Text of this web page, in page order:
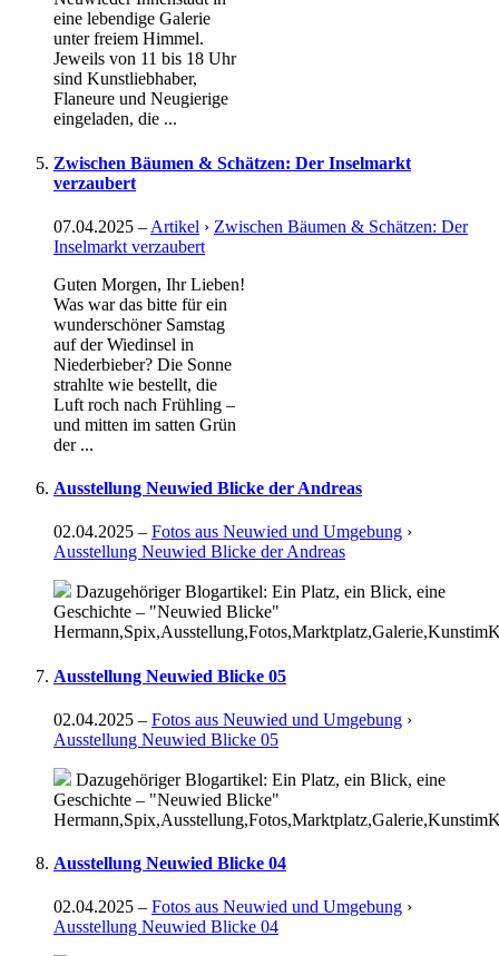
eine lebendige Galerie
unter freiem Himmel.
Jeweils von 11 bis 18 Uhr
sind Kunstliebhaber,
Flaneure und Neugierige
eingeladen, die ...
Zwischen Bäumen & Schätzen: Der Inselmarkt
verzaubert
07.04.2025 – Artikel › Zwischen Bäumen & Schätzen: Der
Inselmarkt verzaubert
Guten Morgen, Ihr Lieben!
Was war das bitte für ein
wunderschöner Samstag
auf der Wiedinsel in
Niederbieber? Die Sonne
strahlte wie bestellt, die
Luft roch nach Frühling –
und mitten im satten Grün
der ...
Ausstellung Neuwied Blicke der Andreas
02.04.2025 – Fotos aus Neuwied und Umgebung ›
Ausstellung Neuwied Blicke der Andreas
Dazugehöriger Blogartikel: Ein Platz, ein Blick, eine
Geschichte – "Neuwied Blicke"
Ausstellung Neuwied Blicke 05
02.04.2025 – Fotos aus Neuwied und Umgebung ›
Ausstellung Neuwied Blicke 05
Dazugehöriger Blogartikel: Ein Platz, ein Blick, eine
Geschichte – "Neuwied Blicke"
Ausstellung Neuwied Blicke 04
02.04.2025 – Fotos aus Neuwied und Umgebung ›
Ausstellung Neuwied Blicke 04